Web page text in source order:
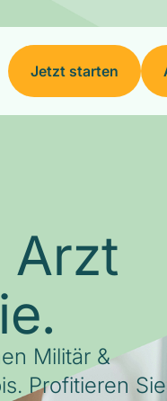
Jetzt starten
Militär &
Profitieren Sie